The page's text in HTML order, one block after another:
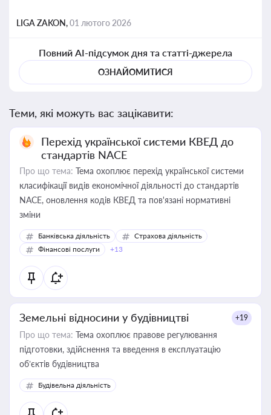
LIGA ZAKON,01 лютого 2026
Повний AI-підсумок дня та статті-джерела
ОЗНАЙОМИТИСЯ
Теми, які можуть вас зацікавити:
Перехід української системи КВЕД до
стандартів NACE
Про що тема: Тема охоплює перехід української системи
класифікації видів економічної діяльності до стандартів
NACE, оновлення кодів КВЕД та пов'язані нормативні
зміни
Банківська діяльність
Страхова діяльність
Фінансові послуги
+13
Земельні відносини у будівництві +19
Про що тема: Тема охоплює правове регулювання
підготовки, здійснення та введення в експлуатацію
об’єктів будівництва
Будівельна діяльність